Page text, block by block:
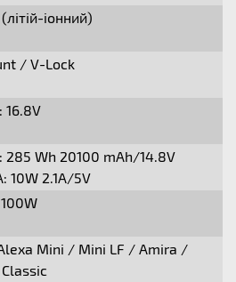
iонний)
/ V-Lock
16.8V
285 Wh 20100 mAh/14.8V
10W 2.1A/5V
Mini / Mini LF / Amira /